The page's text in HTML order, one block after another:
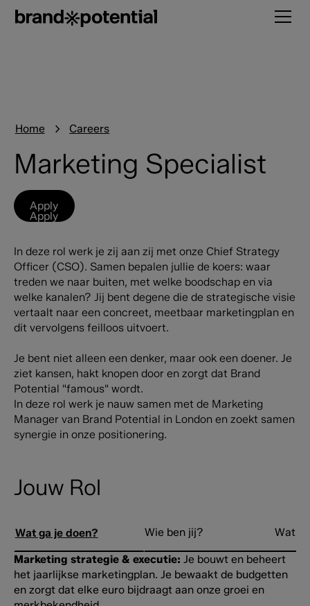
Home Careers
Marketing Specialist
Apply
Apply
In deze rol werk je zij aan zij met onze Chief Strategy
Officer (CSO). Samen bepalen jullie de koers: waar
treden we naar buiten, met welke boodschap en via
welke kanalen? Jij bent degene die de strategische visie
vertaalt naar een concreet, meetbaar marketingplan en
dit vervolgens feilloos uitvoert.
Je bent niet alleen een denker, maar ook een doener. Je
ziet kansen, hakt knopen door en zorgt dat Brand
Potential "famous" wordt.
In deze rol werk je nauw samen met de Marketing
Manager van Brand Potential in London en zoekt samen
synergie in onze positionering.
Jouw Rol
Wat ga je doen? Wie ben jij? Wat
Marketing strategie & executie: Je bouwt en beheert
het jaarlijkse marketingplan. Je bewaakt de budgetten
en zorgt dat elke euro bijdraagt aan onze groei en